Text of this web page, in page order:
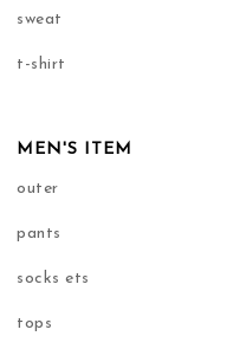
sweat
t-shirt
MEN'S ITEM
outer
pants
socks ets
tops